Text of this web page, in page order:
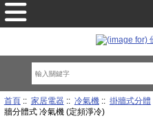
首頁:: 家居電器:: 冷氣機:: 掛牆式分體
牆分體式 冷氣機 (定頻淨冷)